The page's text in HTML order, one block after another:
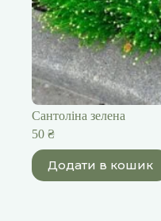
Сантоліна зелена
50 ₴
Додати в кошик